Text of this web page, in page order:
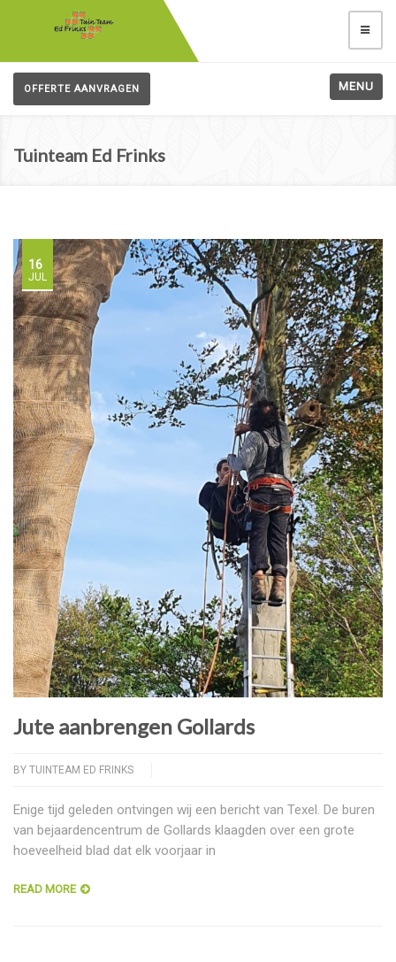
OFFERTE AANVRAGEN MENU
Tuinteam Ed Frinks
16
JUL
Jute aanbrengen Gollards
BY TUINTEAM ED FRINKS
Enige tijd geleden ontvingen wij een bericht van Texel. De buren
van bejaardencentrum de Gollards klaagden over een grote
hoeveelheid blad dat elk voorjaar in
READ MORE